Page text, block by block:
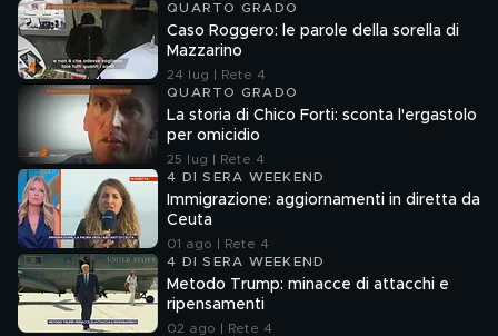
QUARTO GRADO
Caso Roggero: le parole della sorella di
Mazzarino
24 lug | Rete 4
QUARTO GRADO
La storia di Chico Forti: sconta l'ergastolo
per omicidio
25 lug | Rete 4
4 DI SERA WEEKEND
Immigrazione: aggiornamenti in diretta da
Ceuta
01 ago | Rete 4
4 DI SERA WEEKEND
Metodo Trump: minacce di attacchi e
ripensamenti
02 ago | Rete 4